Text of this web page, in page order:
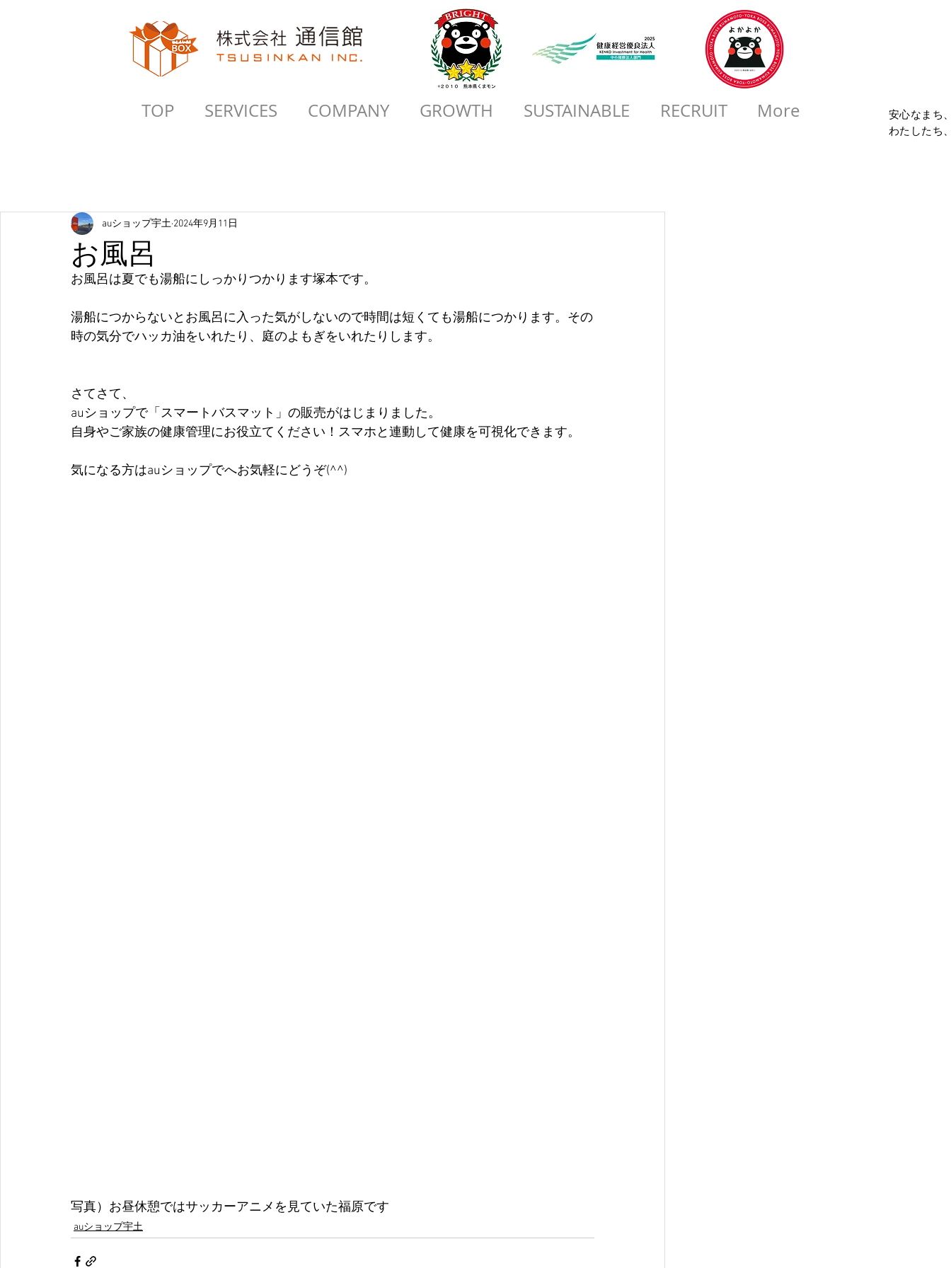
TOP SERVICES COMPANY GROWTH SUSTAINABLE RECRUIT More
安心なまち
わたしたち
お風呂
auショップ宇土 2024年9月11日
お風呂は夏でも湯船にしっかりつかります塚本です。
湯船につからないとお風呂に入った気がしないので時間は短くても湯船につかります。その
時の気分でハッカ油をいれたり、庭のよもぎをいれたりします。
さてさて、
auショップで「スマートバスマット」の販売がはじまりました。
自身やご家族の健康管理にお役立てください！スマホと連動して健康を可視化できます。
気になる方はauショップでへお気軽にどうぞ(^^)
写真）お昼休憩ではサッカーアニメを見ていた福原です
auショップ宇土